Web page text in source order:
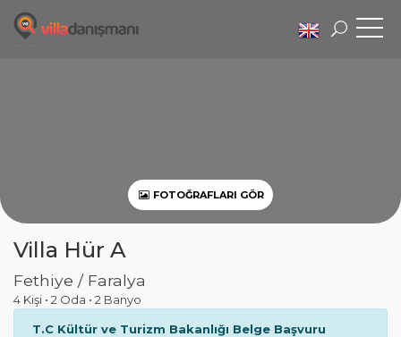
FOTOĞRAFLARI GÖR
Villa Hür A
Fethiye / Faralya
4 Kişi • 2 Oda • 2 Banyo
T.C Kültür ve Turizm Bakanlığı Belge Başvuru